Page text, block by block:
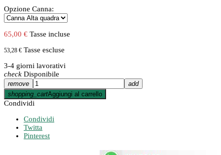
Opzione Canna:
65,00 € Tasse incluse
53,28 € Tasse escluse
3-4 giorni lavorativi
check Disponibile
remove
add
shopping_cartAggiungi al carrello
Condividi
Condividi
Twitta
Pinterest